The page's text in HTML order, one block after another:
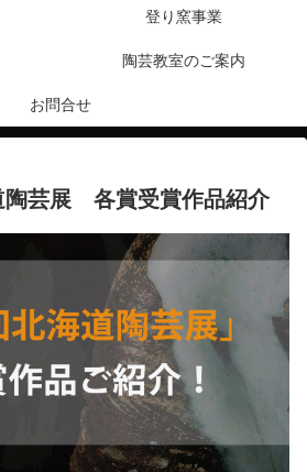
登り窯事業
陶芸教室のご案内
お問合せ
芸展 各賞受賞作品紹介